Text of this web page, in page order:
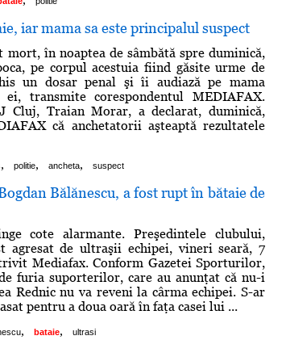
iar mama sa este principalul suspect
în noaptea de sâmbătă spre duminică,
pe corpul acestuia fiind găsite urme de
un dosar penal şi îi audiază pe mama
transmite corespondentul MEDIAFAX.
Cluj, Traian Morar, a declarat, duminică,
că anchetatorii aşteaptă rezultatele
, politie, ancheta, suspect
Bălănescu, a fost rupt în bătaie de
cote alarmante. Preşedintele clubului,
agresat de ultraşii echipei, vineri seară, 7
Mediafax. Conform Gazetei Sporturilor,
furia suporterilor, care au anunţat că nu-i
Rednic nu va reveni la cârma echipei. S-ar
pentru a doua oară în faţa casei lui ...
, bataie, ultrasi